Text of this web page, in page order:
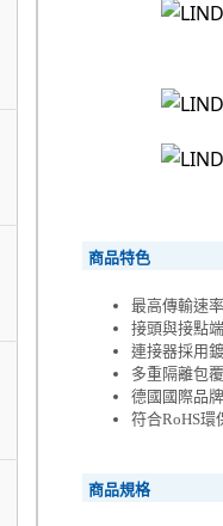
商品特色
最高傳輸速
接頭與接點
連接器採用
多重隔離包
德國國際品
符合RoHS環
商品規格